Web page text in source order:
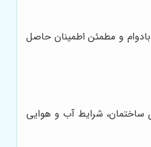
و مطمئن اطمینان حاصل
ساختمان، شرایط آب و هوایی